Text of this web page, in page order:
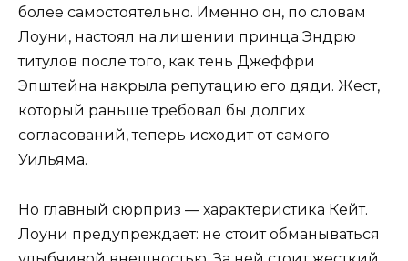
более самостоятельно. Именно он, по словам
Лоуни, настоял на лишении принца Эндрю
титулов после того, как тень Джеффри
Эпштейна накрыла репутацию его дяди. Жест,
который раньше требовал бы долгих
согласований, теперь исходит от самого
Уильяма.
Но главный сюрприз — характеристика Кейт.
Лоуни предупреждает: не стоит обманываться